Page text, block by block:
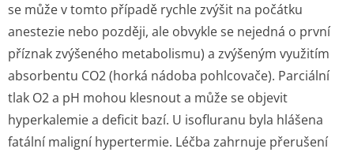
se může v tomto případě rychle zvýšit na počátku
anestezie nebo později, ale obvykle se nejedná o první
příznak zvýšeného metabolismu) a zvýšeným využitím
absorbentu CO2 (horká nádoba pohlcovače). Parciální
tlak O2 a pH mohou klesnout a může se objevit
hyperkalemie a deficit bazí. U isofluranu byla hlášena
fatální maligní hypertermie. Léčba zahrnuje přerušení